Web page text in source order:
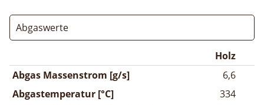
Abgaswerte
Holz
Abgas Massenstrom [g/s]
6,6
Abgastemperatur [°C]
334